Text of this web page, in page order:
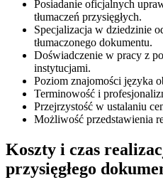
Posiadanie oficjalnych
tłumaczeń przysięgłych.
Specjalizacja w dziedzinie
tłumaczonego dokumentu.
Doświadczenie w pracy z
instytucjami.
Poziom znajomości języka
Terminowość i
Przejrzystość w ustalaniu
Możliwość przedstawienia
Koszty i czas
przysięgłego